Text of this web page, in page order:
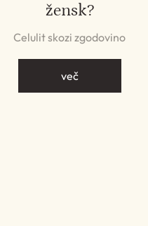
žensk?
Celulit skozi zgodovino
več